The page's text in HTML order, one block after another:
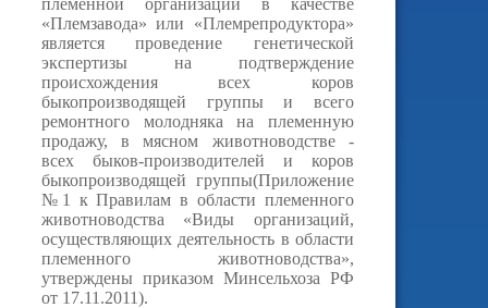
племенной организации в качестве
«Племзавода» или «Племрепродуктора»
является проведение генетической
экспертизы на подтверждение
происхождения всех коров
быкопроизводящей группы и всего
ремонтного молодняка на племенную
продажу, в мясном животноводстве -
всех быков-производителей и коров
быкопроизводящей группы(Приложение
№1 к Правилам в области племенного
животноводства «Виды организаций,
осуществляющих деятельность в области
племенного животноводства»,
утверждены приказом Минсельхоза РФ
от 17.11.2011).